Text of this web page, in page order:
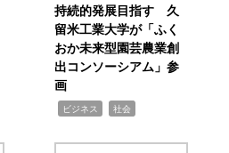
持続的発展目指す 久
留米工業大学が「ふく
おか未来型園芸農業創
出コンソーシアム」参
画
ビジネス 社会